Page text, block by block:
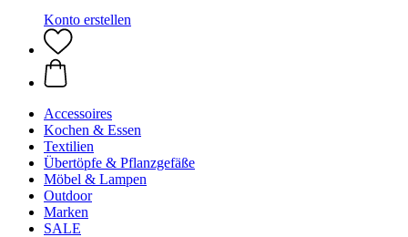
Konto erstellen
Accessoires
Kochen & Essen
Textilien
Übertöpfe & Pflanzgefäße
Möbel & Lampen
Outdoor
Marken
SALE